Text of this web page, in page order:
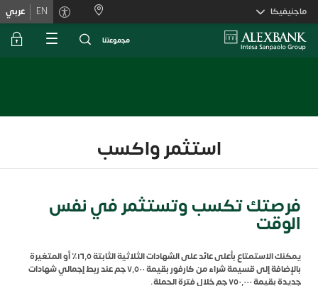
Skiplinks
ماجنيفيكا EN عربي
ﻣﺟﻣوﻋﺗﻧﺎ
استثمر واكسب
فرصتك تكسب وتستثمر في نفس
الوقت
يمكنك الاستمتاع بأعلى عائد على الشهادات الثلاثية الثابتة ١٦٫٥٪ أو المتغيرة
بالإضافة إلى قسيمة شراء من كارفور بقيمة ٧٬٥٠٠ جم عند ربط إجمالي شهادات
جديدة بقيمة ٧٥٠٬٠٠٠ جم خلال فترة الحملة.